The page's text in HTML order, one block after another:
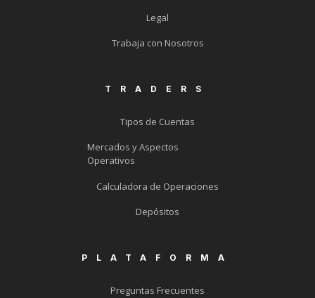
Legal
Trabaja con Nosotros
TRADERS
Tipos de Cuentas
Mercados y Aspectos
Operativos
Calculadora de Operaciones
Depósitos
PLATAFORMA
Preguntas Frecuentes